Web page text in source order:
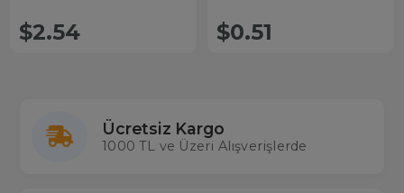
$2.54 $0.51
Ücretsiz Kargo
1000 TL ve Üzeri Alışverişlerde